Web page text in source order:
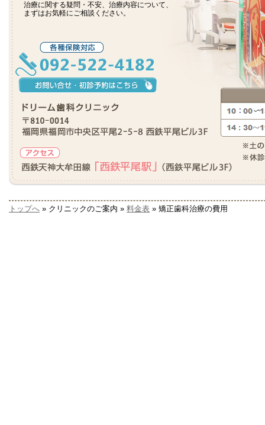
治療に関する疑問・不安、治療内容について、
まずはお気軽にご相談ください。
トップへ » クリニックのご案内 » 料金表 » 矯正歯科治療の費用